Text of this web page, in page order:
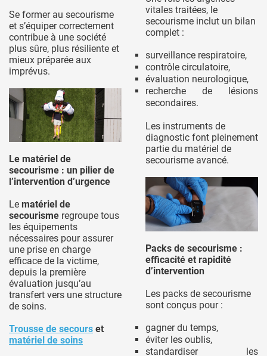
Se former au secourisme
et s’équiper correctement
contribue à une société
plus sûre, plus résiliente et
mieux préparée aux
imprévus.
Le matériel de
secourisme : un pilier de
l’intervention d’urgence
Le matériel de
secourisme regroupe tous
les équipements
nécessaires pour assurer
une prise en charge
efficace de la victime,
depuis la première
évaluation jusqu’au
transfert vers une structure
de soins.
Trousse de secours et
matériel de soins
vitales traitées, le
secourisme inclut un bilan
complet :
surveillance respiratoire,
contrôle circulatoire,
évaluation neurologique,
recherche de lésions
secondaires.
Les instruments de
diagnostic font pleinement
partie du matériel de
secourisme avancé.
Packs de secourisme :
efficacité et rapidité
d’intervention
Les packs de secourisme
sont conçus pour :
gagner du temps,
éviter les oublis,
standardiser les